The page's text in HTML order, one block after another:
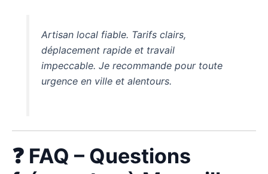
Artisan local fiable. Tarifs clairs,
déplacement rapide et travail
impeccable. Je recommande pour toute
urgence en ville et alentours.
❓ FAQ – Questions